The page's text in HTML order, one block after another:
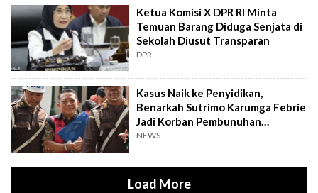
Ketua Komisi X DPR RI Minta
Temuan Barang Diduga Senjata di
Sekolah Diusut Transparan
DPR
Kasus Naik ke Penyidikan,
Benarkah Sutrimo Karumga Febrie
Jadi Korban Pembunuhan
Berencana?
NEWS
Load More